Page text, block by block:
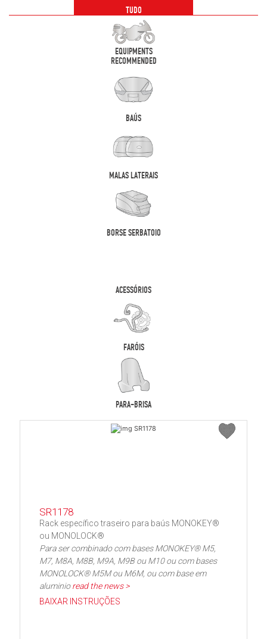
TUDO
EQUIPMENTS
RECOMMENDED
BAÚS
MALAS LATERAIS
BORSE SERBATOIO
ACESSÓRIOS
FARÓIS
PARA-BRISA
SR1178
Rack específico traseiro para baús MONOKEY®
ou MONOLOCK®
Para ser combinado com bases MONOKEY® M5,
M7, M8A, M8B, M9A, M9B ou M10 ou com bases
MONOLOCK® M5M ou M6M, ou com base em
aluminioread the news >
BAIXAR INSTRUÇÕES